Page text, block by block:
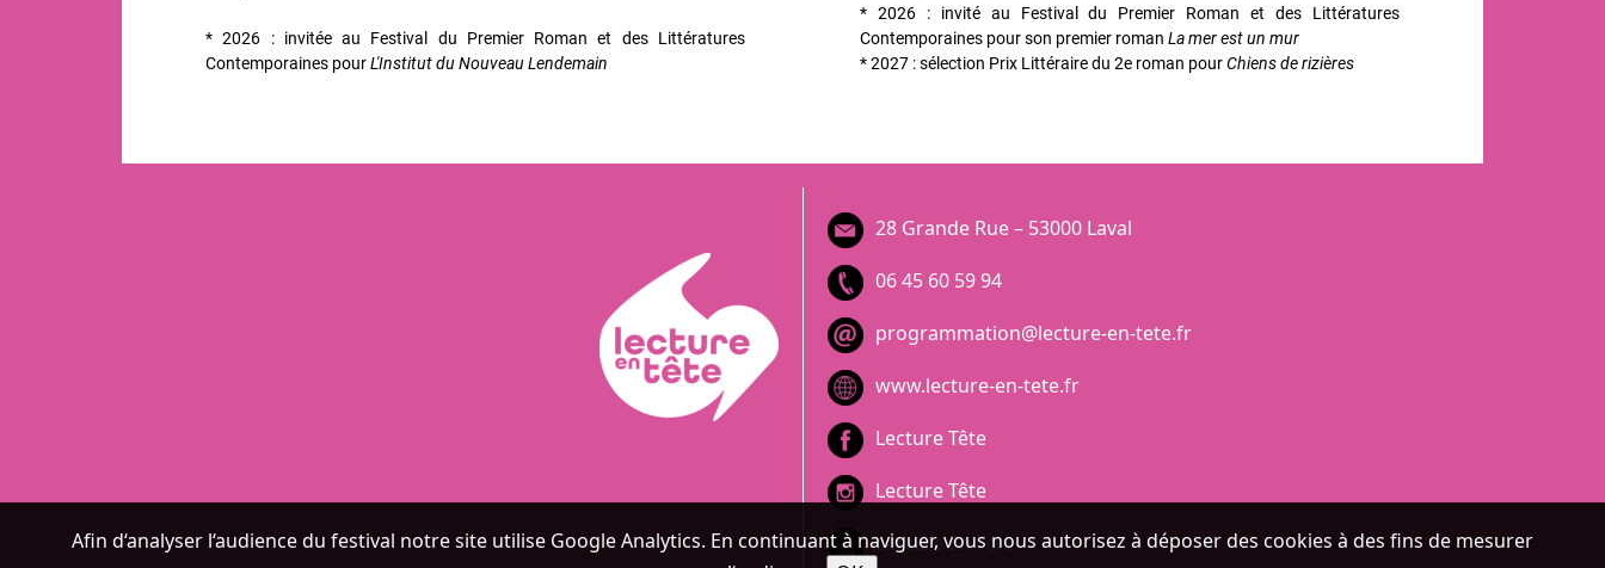
Afin d‘analyser l‘audience du festival notre site utilise Google Analytics. En continuant à naviguer, vous nous autorisez à déposer des cookies à des fins de mesurer
* 2026 : invité au Festival du Premier Roman et des Littératures
Contemporaines pour son premier roman La mer est un mur
* 2027 : sélection Prix Littéraire du 2e roman pourChiens de rizières
* 2026 : invitée au Festival du Premier Roman et des Littératures
Contemporaines pourL'Institut du Nouveau Lendemain
28 Grande Rue – 53000 Laval
06 45 60 59 94
programmation@lecture-en-tete.fr
www.lecture-en-tete.fr
Lecture Tête
Lecture Tête
Lecture En Tete